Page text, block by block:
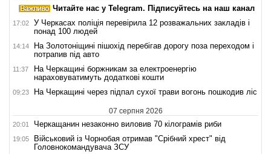
Читайте нас у Telegram. Підписуйтесь на наш канал
17:02
У Черкасах поліція перевірила 12 розважальних закладів і
понад 100 людей
14:14
На Золотоніщині пішохід перебігав дорогу поза переходом і
потрапив під авто
11:37
На Черкащині боржникам за електроенергію
нараховуватимуть додаткові кошти
09:23 На Черкащині через підпал сухої трави вогонь пошкодив ліс
07 серпня 2026
20:01 Черкащанин незаконно виловив 70 кілограмів риби
19:05
Військовий із Чорнобая отримав "Срібний хрест" від
Головнокомандувача ЗСУ